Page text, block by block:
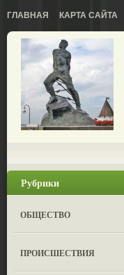
ГЛАВНАЯ КАРТА САЙТА
Рубрики
ОБЩЕСТВО
ПРОИСШЕСТВИЯ